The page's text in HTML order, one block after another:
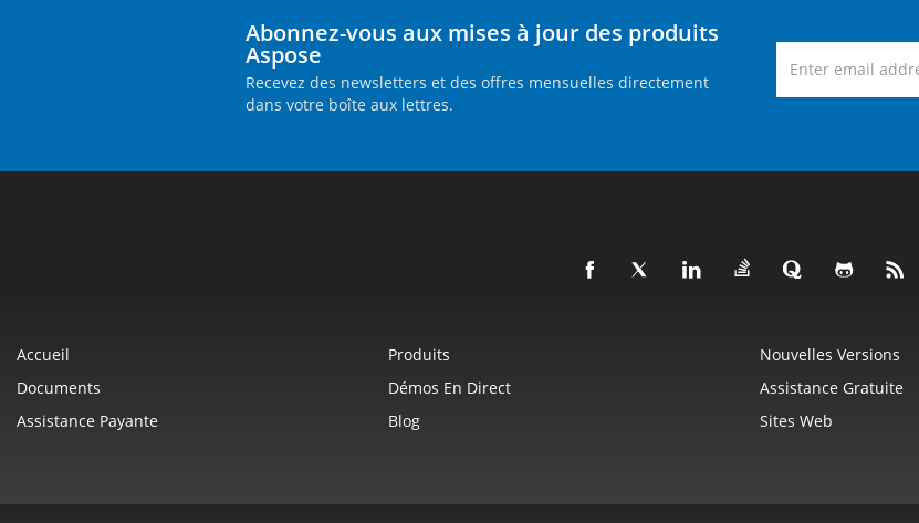
Abonnez-vous aux mises à jour des produits
Aspose
Recevez des newsletters et des offres mensuelles directement
dans votre boîte aux lettres.
Accueil Produits Nouvelles Versions
Documents
Démos En Direct Assistance Gratuite
Assistance Payante
Blog Sites Web